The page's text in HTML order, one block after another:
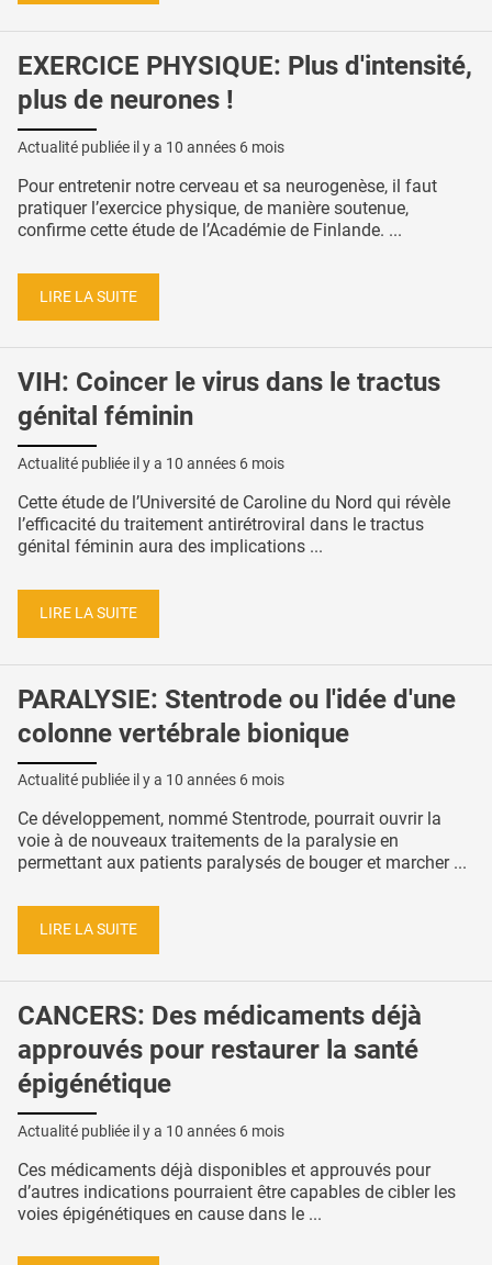
EXERCICE PHYSIQUE: Plus d'intensité,
plus de neurones !
Actualité publiée il y a 10 années 6 mois
Pour entretenir notre cerveau et sa neurogenèse, il faut
pratiquer l’exercice physique, de manière soutenue,
confirme cette étude de l’Académie de Finlande. ...
LIRE LA SUITE
VIH: Coincer le virus dans le tractus
génital féminin
Actualité publiée il y a 10 années 6 mois
Cette étude de l’Université de Caroline du Nord qui révèle
l’efficacité du traitement antirétroviral dans le tractus
génital féminin aura des implications ...
LIRE LA SUITE
PARALYSIE: Stentrode ou l'idée d'une
colonne vertébrale bionique
Actualité publiée il y a 10 années 6 mois
Ce développement, nommé Stentrode, pourrait ouvrir la
voie à de nouveaux traitements de la paralysie en
permettant aux patients paralysés de bouger et marcher ...
LIRE LA SUITE
CANCERS: Des médicaments déjà
approuvés pour restaurer la santé
épigénétique
Actualité publiée il y a 10 années 6 mois
Ces médicaments déjà disponibles et approuvés pour
d’autres indications pourraient être capables de cibler les
voies épigénétiques en cause dans le ...